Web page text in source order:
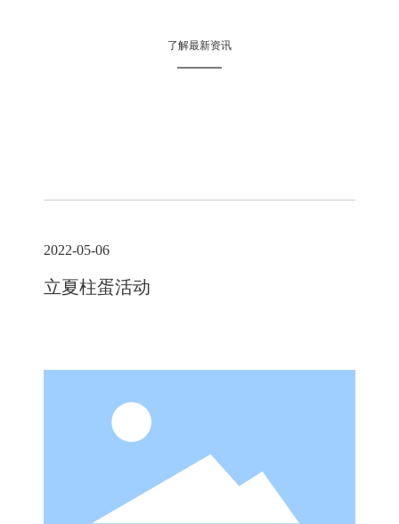
了解最新资讯
2022-05-06
立夏柱蛋活动